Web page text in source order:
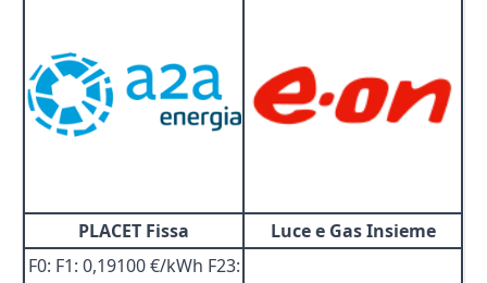
PLACET Fissa
Luce e Gas Insieme
F0: F1: 0,19100 €/kWh F23: